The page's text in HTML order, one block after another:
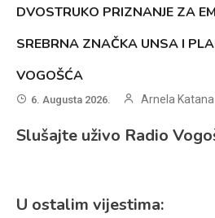
DVOSTRUKO PRIZNANJE ZA
SREBRNA ZNAČKA UNSA I
VOGOŠĆA
6. Augusta 2026. Arnela Katana
Slušajte uživo Radio
U ostalim vijestima: